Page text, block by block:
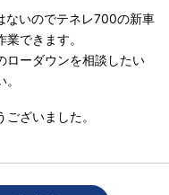
ないのでテネレ700の新車
できます。
ローダウンを相談したい
ざいました。